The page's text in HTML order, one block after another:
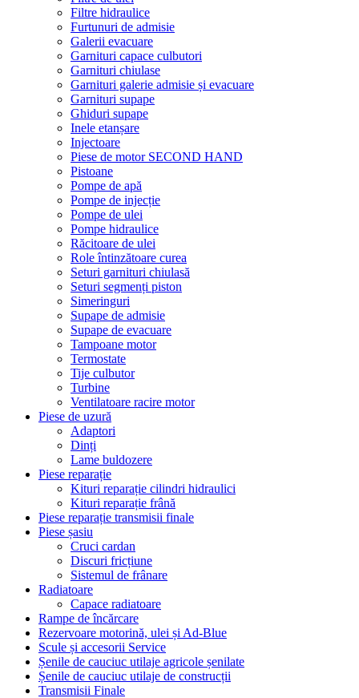
Filtre hidraulice
Furtunuri de admisie
Galerii evacuare
Garnituri capace culbutori
Garnituri chiulase
Garnituri galerie admisie și evacuare
Garnituri supape
Ghiduri supape
Inele etanșare
Injectoare
Piese de motor SECOND HAND
Pistoane
Pompe de apă
Pompe de injecție
Pompe de ulei
Pompe hidraulice
Răcitoare de ulei
Role întinzătoare curea
Seturi garnituri chiulasă
Seturi segmenți piston
Simeringuri
Supape de admisie
Supape de evacuare
Tampoane motor
Termostate
Tije culbutor
Turbine
Ventilatoare racire motor
Piese de uzură
Adaptori
Dinți
Lame buldozere
Piese reparație
Kituri reparație cilindri hidraulici
Kituri reparație frână
Piese reparație transmisii finale
Piese șasiu
Cruci cardan
Discuri fricțiune
Sistemul de frânare
Radiatoare
Capace radiatoare
Rampe de încărcare
Rezervoare motorină, ulei și Ad-Blue
Scule și accesorii Service
Șenile de cauciuc utilaje agricole șenilate
Șenile de cauciuc utilaje de construcții
Transmisii Finale